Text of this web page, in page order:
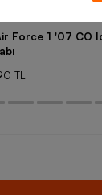
Force 1 '07 CO
TL